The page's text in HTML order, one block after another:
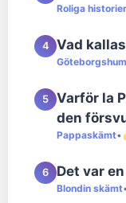
Roliga historier
4 Vad
5
Varför la
den
Pappaskämt•
6 Det var
Blondin skämt